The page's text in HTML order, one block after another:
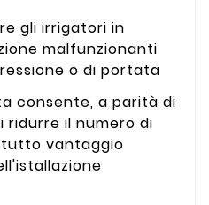
gli irrigatori in
malfunzionanti
o di portata
consente, a parità di
ridurre il numero di
vantaggio